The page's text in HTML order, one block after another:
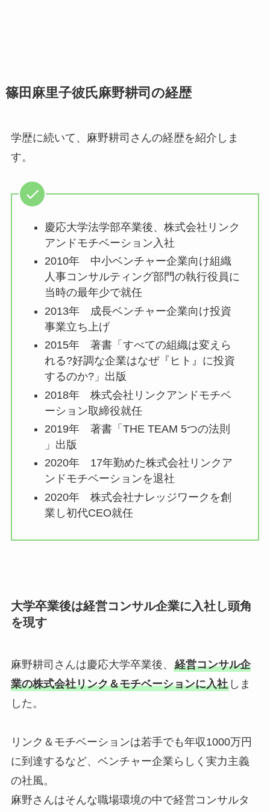
篠田麻里子彼氏麻野耕司の経歴
学歴に続いて、麻野耕司さんの経歴を紹介しま
す。
慶応大学法学部卒業後、株式会社リンク
アンドモチベーション入社
2010年 中小ベンチャー企業向け組織
人事コンサルティング部門の執行役員に
当時の最年少で就任
2013年 成長ベンチャー企業向け投資
事業立ち上げ
2015年 著書「すべての組織は変えら
れる?好調な企業はなぜ『ヒト』に投資
するのか?」出版
2018年 株式会社リンクアンドモチベ
ーション取締役就任
2019年 著書「THE TEAM 5つの法則
」出版
2020年 17年勤めた株式会社リンクア
ンドモチベーションを退社
2020年 株式会社ナレッジワークを創
業し初代CEO就任
大学卒業後は経営コンサル企業に入社し頭角
を現す
麻野耕司さんは慶応大学卒業後、 経営コンサル企
業の株式会社リンク＆モチベーションに入社しま
した。
リンク＆モチベーションは若手でも年収1000万円
に到達するなど、ベンチャー企業らしく実力主義
の社風。
麻野さんはそんな職場環境の中で経営コンサルタ